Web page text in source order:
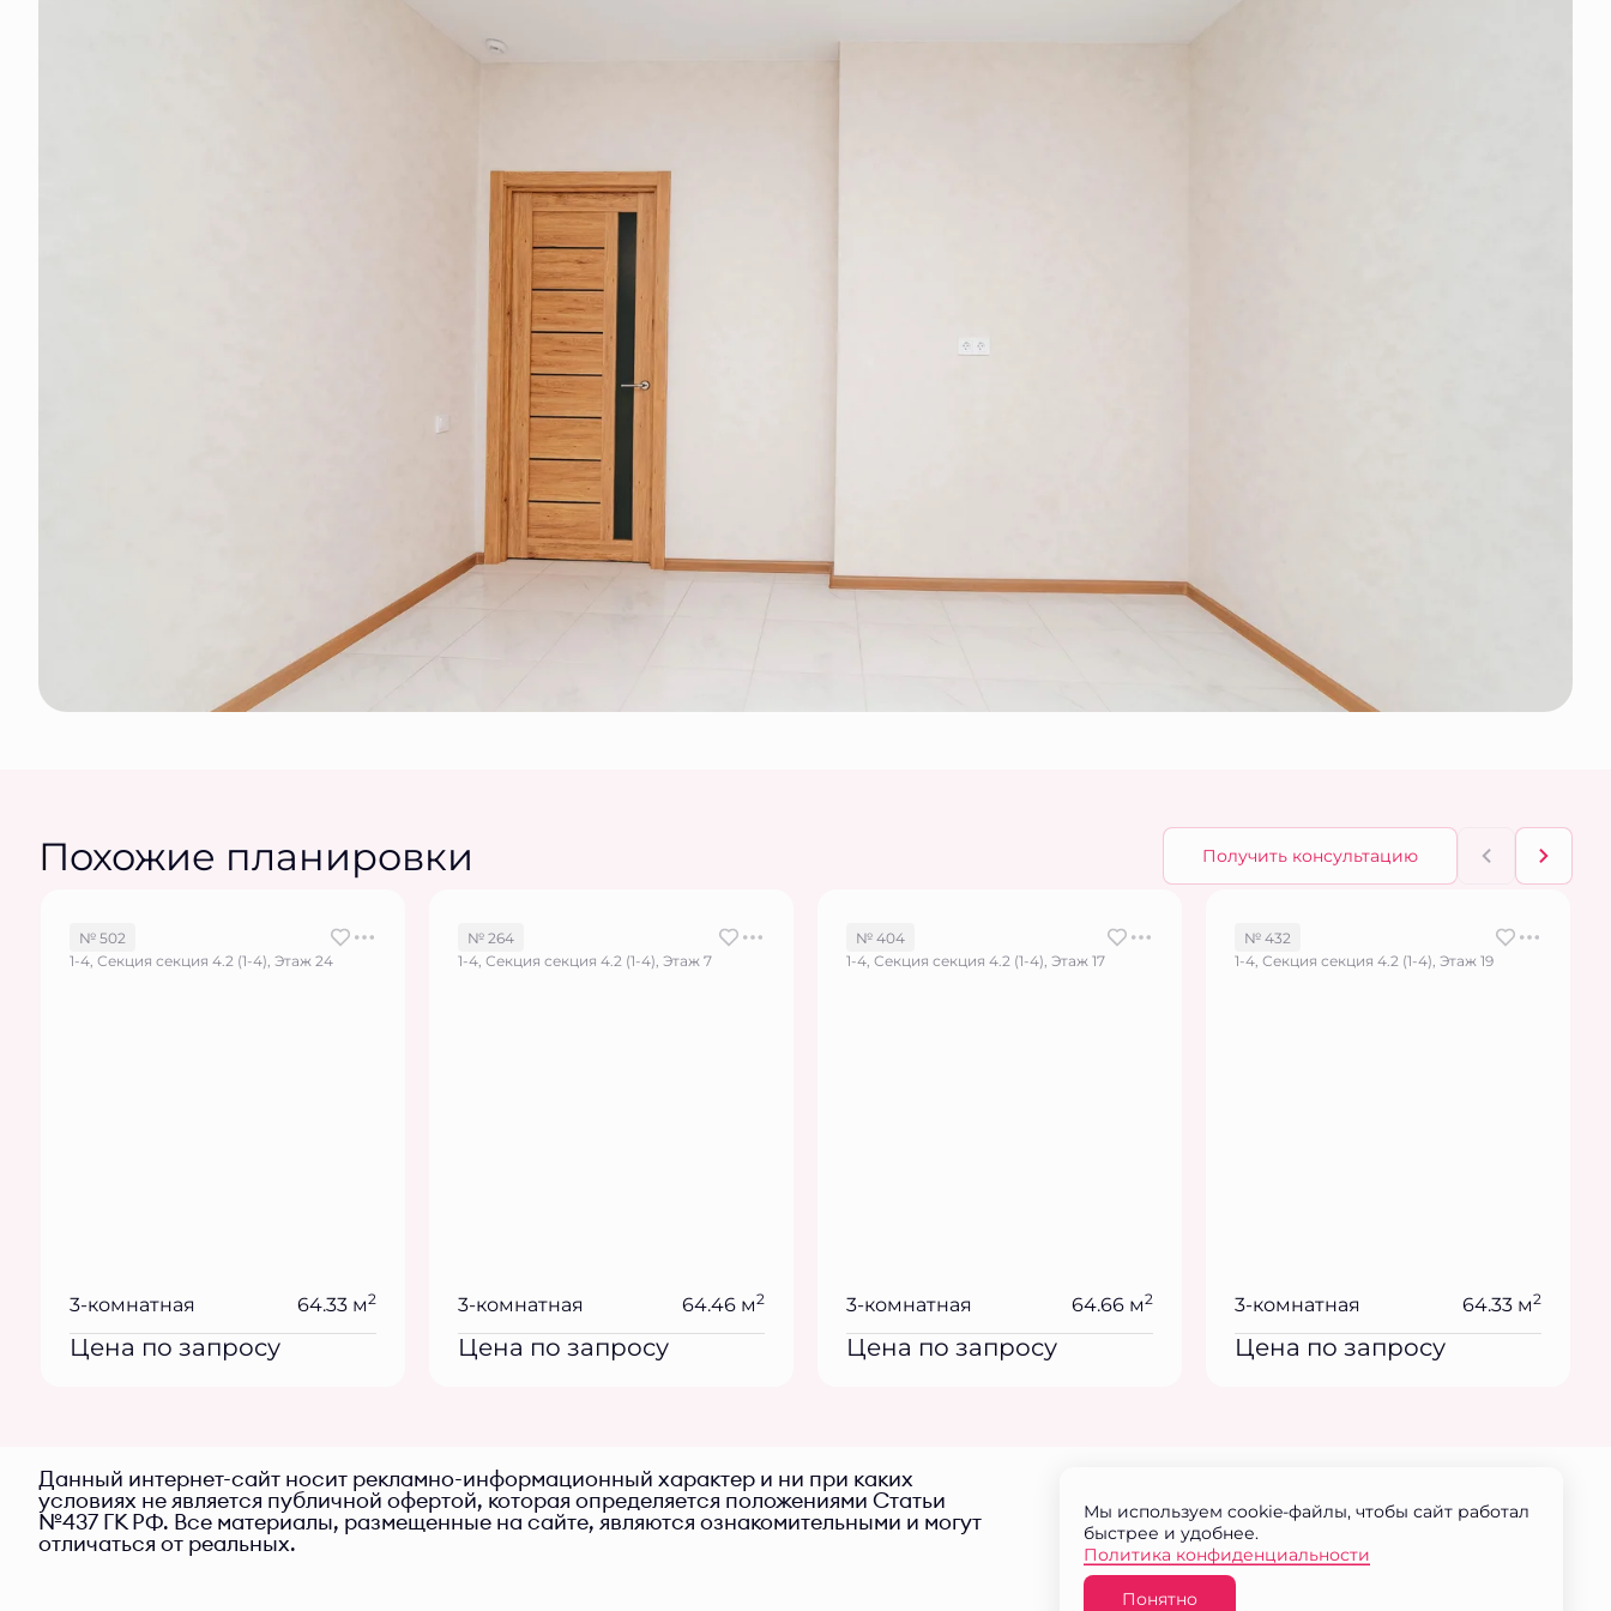
Похожие планировки Получить консультацию
№ 502
1-4, Секция секция 4.2 (1-4), Этаж 24
3-комнатная 64.33 м2
Цена по запросу
№ 264
1-4, Секция секция 4.2 (1-4), Этаж 7
3-комнатная 64.46 м2
Цена по запросу
№ 404
1-4, Секция секция 4.2 (1-4), Этаж 17
3-комнатная 64.66 м2
Цена по запросу
№ 432
1-4, Секция секция 4.2 (1-4), Этаж 19
3-комнатная 64.33 м2
Цена по запросу
Данный интернет-сайт носит рекламно-информационный характер и ни при каких
условиях не является публичной офертой, которая определяется положениями Статьи
№437 ГК РФ. Все материалы, размещенные на сайте, являются ознакомительными и могут
отличаться от реальных.
Мы используем cookie-файлы, чтобы сайт работал
быстрее и удобнее.
Политика конфиденциальности
Понятно